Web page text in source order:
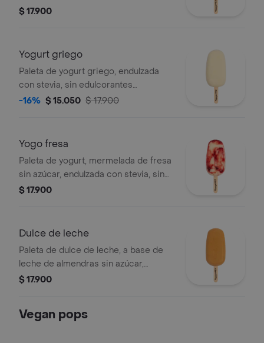
con stevia, sin edulcorantes
$ 17.900
Yogurt griego
Paleta de yogurt griego, endulzada
con stevia, sin edulcorantes
artificiales.
-16% $ 15.050 $ 17.900
Yogo fresa
Paleta de yogurt, mermelada de fresa
sin azúcar, endulzada con stevia, sin
edulcorantes artificiales.
$ 17.900
Dulce de leche
Paleta de dulce de leche, a base de
leche de almendras sin azúcar,
endulzada con stevia, sin
$ 17.900
Vegan pops